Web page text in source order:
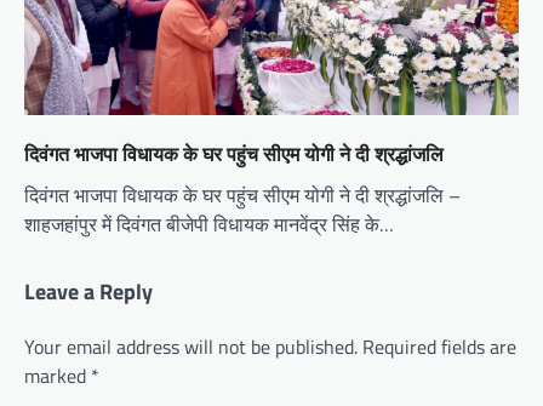
दिवंगत भाजपा विधायक के घर पहुंच सीएम योगी ने दी श्रद्धांजलि
दिवंगत भाजपा विधायक के घर पहुंच सीएम योगी ने दी श्रद्धांजलि –
शाहजहांपुर में दिवंगत बीजेपी विधायक मानवेंद्र सिंह के…
Leave a Reply
Your email address will not be published. Required fields are
marked *